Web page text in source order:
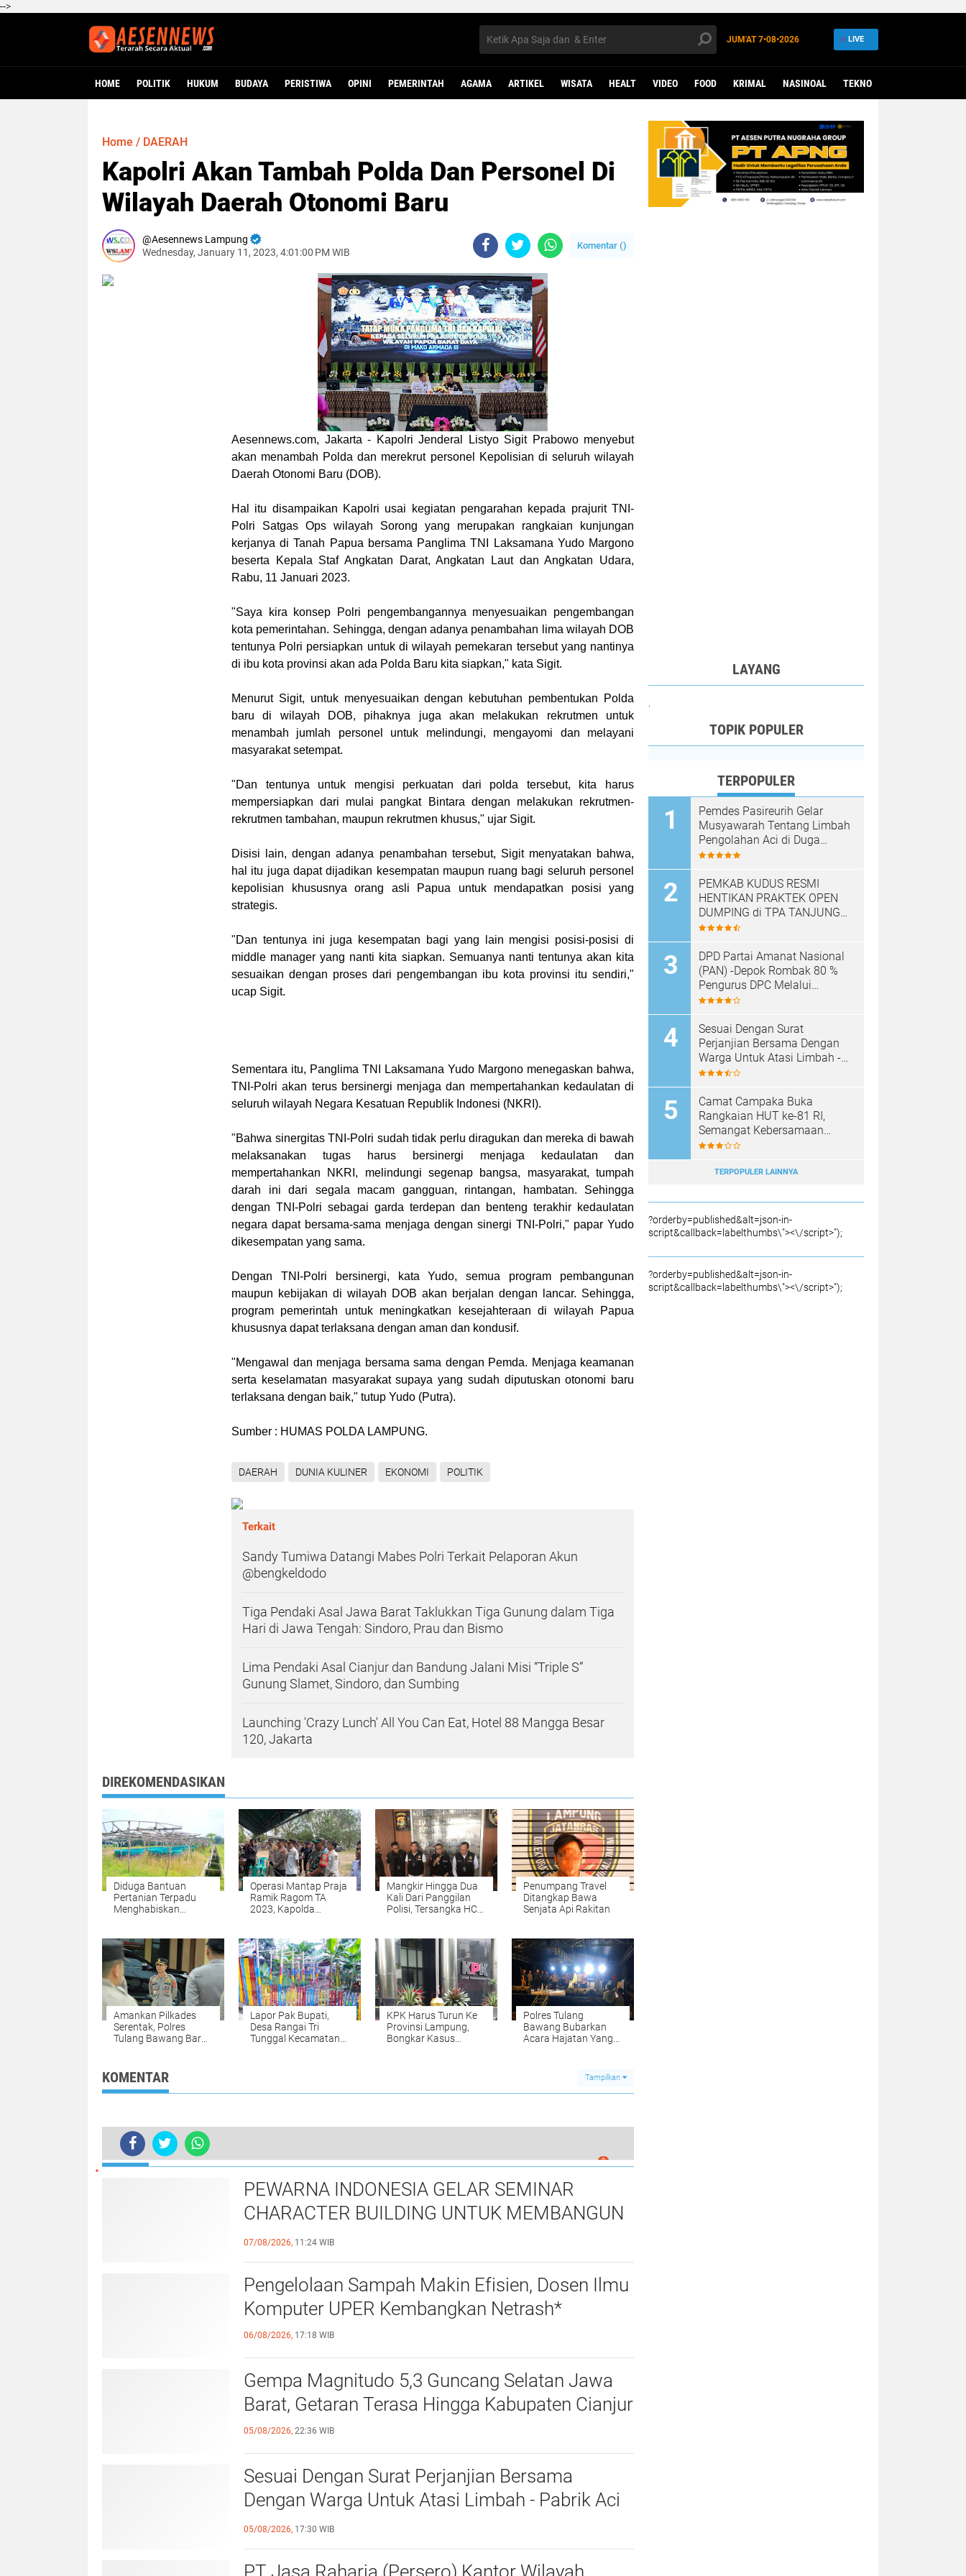
-->
JUM'AT7•08•2026 LIVE
HOME POLITIK HUKUM BUDAYA PERISTIWA OPINI PEMERINTAH AGAMA ARTIKEL WISATA HEALT VIDEO FOOD KRIMAL NASINOAL TEKNO
Home / DAERAH
Kapolri Akan Tambah Polda Dan Personel Di
Wilayah Daerah Otonomi Baru
Aesennews Lampung
Wednesday, January 11, 2023, 4:01:00 PM WIB
Komentar ()
Aesennews.com, Jakarta - Kapolri Jenderal Listyo Sigit Prabowo menyebut
akan menambah Polda dan merekrut personel Kepolisian di seluruh wilayah
Daerah Otonomi Baru (DOB).
Hal itu disampaikan Kapolri usai kegiatan pengarahan kepada prajurit TNI-
Polri Satgas Ops wilayah Sorong yang merupakan rangkaian kunjungan
kerjanya di Tanah Papua bersama Panglima TNI Laksamana Yudo Margono
beserta Kepala Staf Angkatan Darat, Angkatan Laut dan Angkatan Udara,
Rabu, 11 Januari 2023.
"Saya kira konsep Polri pengembangannya menyesuaikan pengembangan
kota pemerintahan. Sehingga, dengan adanya penambahan lima wilayah DOB
tentunya Polri persiapkan untuk di wilayah pemekaran tersebut yang nantinya
di ibu kota provinsi akan ada Polda Baru kita siapkan," kata Sigit.
Menurut Sigit, untuk menyesuaikan dengan kebutuhan pembentukan Polda
baru di wilayah DOB, pihaknya juga akan melakukan rekrutmen untuk
menambah jumlah personel untuk melindungi, mengayomi dan melayani
masyarakat setempat.
"Dan tentunya untuk mengisi perkuatan dari polda tersebut, kita harus
mempersiapkan dari mulai pangkat Bintara dengan melakukan rekrutmen-
rekrutmen tambahan, maupun rekrutmen khusus," ujar Sigit.
Disisi lain, dengan adanya penambahan tersebut, Sigit menyatakan bahwa,
hal itu juga dapat dijadikan kesempatan maupun ruang bagi seluruh personel
kepolisian khususnya orang asli Papua untuk mendapatkan posisi yang
strategis.
"Dan tentunya ini juga kesempatan bagi yang lain mengisi posisi-posisi di
middle manager yang nanti kita siapkan. Semuanya nanti tentunya akan kita
sesuaikan dengan proses dari pengembangan ibu kota provinsi itu sendiri,"
ucap Sigit.
Sementara itu, Panglima TNI Laksamana Yudo Margono menegaskan bahwa,
TNI-Polri akan terus bersinergi menjaga dan mempertahankan kedaulatan di
seluruh wilayah Negara Kesatuan Republik Indonesi (NKRI).
"Bahwa sinergitas TNI-Polri sudah tidak perlu diragukan dan mereka di bawah
melaksanakan tugas harus bersinergi menjaga kedaulatan dan
mempertahankan NKRI, melindungi segenap bangsa, masyarakat, tumpah
darah ini dari segala macam gangguan, rintangan, hambatan. Sehingga
dengan TNI-Polri sebagai garda terdepan dan benteng terakhir kedaulatan
negara dapat bersama-sama menjaga dengan sinergi TNI-Polri," papar Yudo
dikesempatan yang sama.
Dengan TNI-Polri bersinergi, kata Yudo, semua program pembangunan
maupun kebijakan di wilayah DOB akan berjalan dengan lancar. Sehingga,
program pemerintah untuk meningkatkan kesejahteraan di wilayah Papua
khususnya dapat terlaksana dengan aman dan kondusif.
"Mengawal dan menjaga bersama sama dengan Pemda. Menjaga keamanan
serta keselamatan masyarakat supaya yang sudah diputuskan otonomi baru
terlaksana dengan baik," tutup Yudo (Putra).
Sumber : HUMAS POLDA LAMPUNG.
DAERAH DUNIA KULINER EKONOMI POLITIK
Terkait
Sandy Tumiwa Datangi Mabes Polri Terkait Pelaporan Akun
@bengkeldodo
Tiga Pendaki Asal Jawa Barat Taklukkan Tiga Gunung dalam Tiga
Hari di Jawa Tengah: Sindoro, Prau dan Bismo
Lima Pendaki Asal Cianjur dan Bandung Jalani Misi “Triple S”
Gunung Slamet, Sindoro, dan Sumbing
Launching 'Crazy Lunch' All You Can Eat, Hotel 88 Mangga Besar
120, Jakarta
DIREKOMENDASIKAN
Diduga Bantuan
Pertanian Terpadu
Menghabiskan
Terbengkalai
Operasi Mantap Praja
Ramik Ragom TA
2023, Kapolda
Di Way Kanan
Mangkir Hingga Dua
Kali Dari Panggilan
Polisi, Tersangka HCB
Lampung
Penumpang Travel
Ditangkap Bawa
Senjata Api Rakitan
Amankan Pilkades
Serentak, Polres
Tulang Bawang Barat
Kanan
Lapor Pak Bupati,
Desa Rangai Tri
Tunggal Kecamatan
KPK Harus Turun Ke
Provinsi Lampung,
Bongkar Kasus
Polres Tulang
Bawang Bubarkan
Acara Hajatan Yang
KOMENTAR Tampilkan
Kapolri Akan Tambah Polda Dan Personel Di Wilayah Daerah Otonomi Baru
0
TERKINI
PEWARNA INDONESIA GELAR SEMINAR
CHARACTER BUILDING UNTUK MEMBANGUN
JURNALIS NASRANI BERINTEGRITAS DAN
BERDAMPAK*
07/08/2026, 11:24 WIB
Pengelolaan Sampah Makin Efisien, Dosen Ilmu
Komputer UPER Kembangkan Netrash*
06/08/2026, 17:18 WIB
Gempa Magnitudo 5,3 Guncang Selatan Jawa
Barat, Getaran Terasa Hingga Kabupaten Cianjur
05/08/2026, 22:36 WIB
Sesuai Dengan Surat Perjanjian Bersama
Dengan Warga Untuk Atasi Limbah - Pabrik Aci
Giat Perbaiki Kobak Penampungan Air
05/08/2026, 17:30 WIB
LAYANG
TOPIK POPULER
TERPOPULER
Pemdes Pasireurih Gelar
Musyawarah Tentang Limbah
Pengolahan Aci di Duga
Cemari Sungai Cisata
Sementara
PEMKAB KUDUS RESMI
HENTIKAN PRAKTEK OPEN
DUMPING di TPA TANJUNG
REJO, KEC.JEKULO
SISTEM PENGELOLAAN
SAMPAH BARU
DPD Partai Amanat Nasional
(PAN) -Depok Rombak 80 %
Pengurus DPC Melalui
Muscab "
Sesuai Dengan Surat
Perjanjian Bersama Dengan
Warga Untuk Atasi Limbah -
Pabrik Aci Giat Perbaiki Kobak
Camat Campaka Buka
Rangkaian HUT ke-81 RI,
Semangat Kebersamaan
Warnai Senam Massal dan
DesaTERPOPULER LAINNYA
?orderby=published&alt=json-in-
script&callback=labelthumbs\"><\/script>");
?orderby=published&alt=json-in-
script&callback=labelthumbs\"><\/script>");